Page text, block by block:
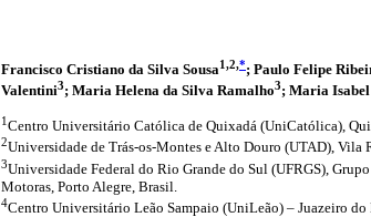
Francisco Cristiano da Silva Sousa1,2,*; Paulo Felipe
Valentini3; Maria Helena da Silva Ramalho3; Maria
1Centro Universitário Católica de Quixadá (UniCatólica),
2Universidade de Trás-os-Montes e Alto Douro (UTAD), Vila
3Universidade Federal do Rio Grande do Sul (UFRGS),
Motoras, Porto Alegre, Brasil.
4Centro Universitário Leão Sampaio (UniLeão) – Juazeiro do